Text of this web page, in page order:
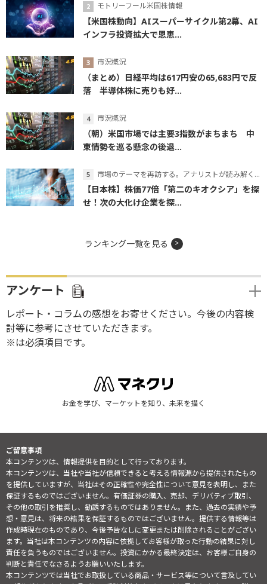
モトリーフール米国株情報
【米国株動向】AIスーパーサイクル第2幕、AI
インフラ投資拡大で恩恵...
市況概況
（まとめ）日経平均は617円安の65,683円で反
落 半導体株に売りも好...
市況概況
（朝）米国市場では主要3指数がまちまち 中
東情勢を巡る懸念の後退...
市場のテーマを再訪する。アナリストが読み解くテーマの本質
【日本株】株価77倍「第二のキオクシア」を探
せ！次の大化け企業を探...
ランキング一覧を見る
アンケート
レポート・コラムの感想をお寄せください。今後の内容検
討等に参考にさせていただきます。
※は必須項目です。
お金を学び、マーケットを知り、未来を描く
ご留意事項
本コンテンツは、情報提供を目的として行っております。
本コンテンツは、当社や当社が信頼できると考える情報源から提供されたもの
を提供していますが、当社はその正確性や完全性について意見を表明し、また
保証するものではございません。有価証券の購入、売却、デリバティブ取引、
その他の取引を推奨し、勧誘するものではありません。また、過去の実績や予
想・意見は、将来の結果を保証するものではございません。提供する情報等は
作成時現在のものであり、今後予告なしに変更または削除されることがござい
ます。当社は本コンテンツの内容に依拠してお客様が取った行動の結果に対し
責任を負うものではございません。投資にかかる最終決定は、お客様ご自身の
判断と責任でなさるようお願いいたします。
本コンテンツでは当社でお取扱している商品・サービス等について言及してい